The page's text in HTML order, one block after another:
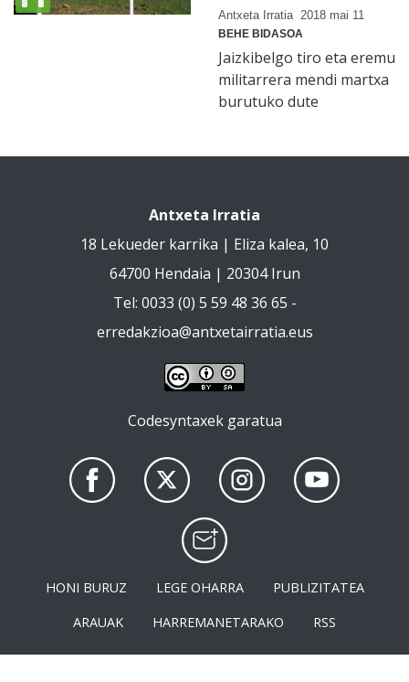
Antxeta Irratia 2018 mai 11
BEHE BIDASOA
Jaizkibelgo tiro eta eremu
militarrera mendi martxa
burutuko dute
Antxeta Irratia
18 Lekueder karrika | Eliza kalea, 10
64700 Hendaia | 20304 Irun
Tel: 0033 (0) 5 59 48 36 65 -
erredakzioa@antxetairratia.eus
Codesyntaxek garatua
HONI BURUZ LEGE OHARRA
PUBLIZITATEA
ARAUAK
HARREMANETARAKO RSS